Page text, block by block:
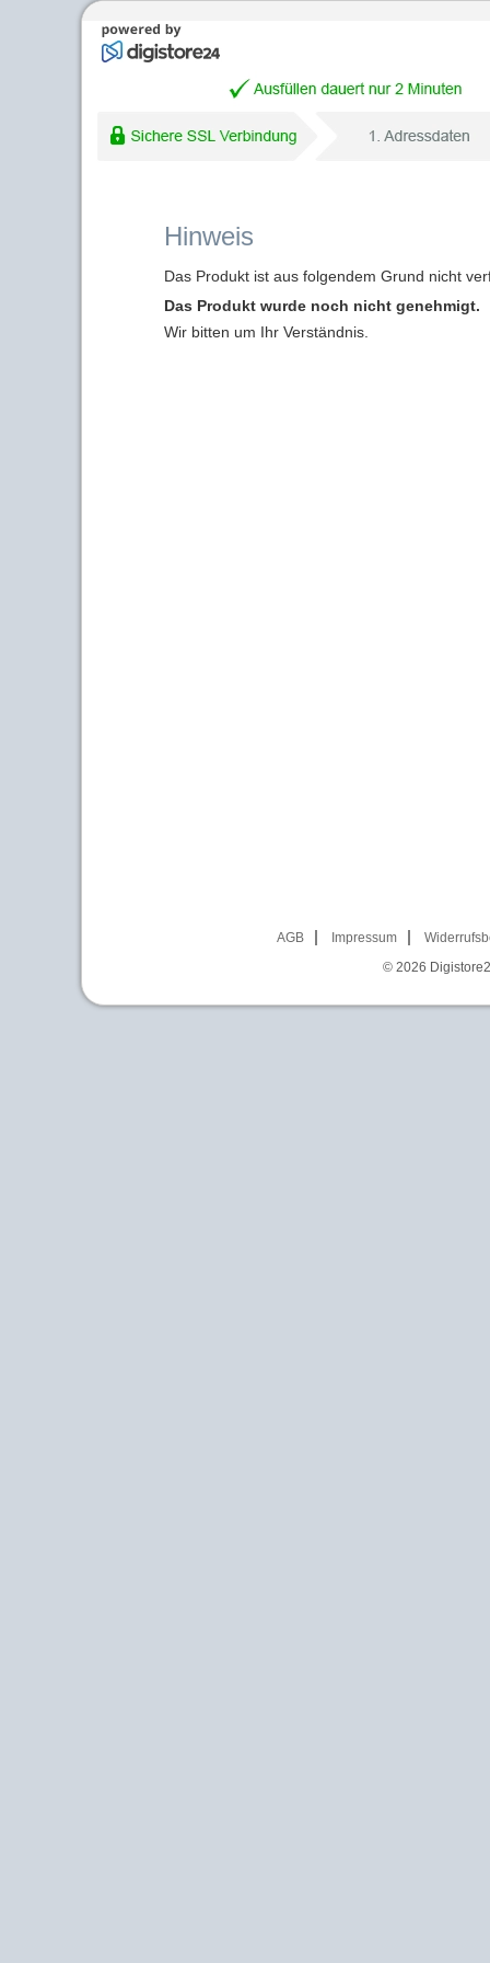
Hinweis
Das Produkt ist aus folgendem Grund nicht
Das Produkt wurde noch nicht genehmigt.
Wir bitten um Ihr Verständnis.
AGB Impressum
© 2026